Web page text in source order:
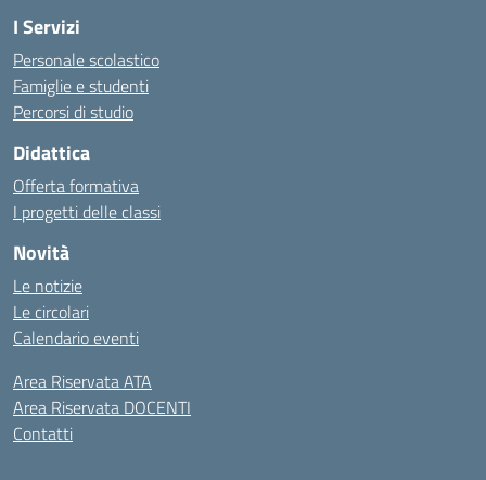
I Servizi
Personale scolastico
Famiglie e studenti
Percorsi di studio
Didattica
Offerta formativa
I progetti delle classi
Novità
Le notizie
Le circolari
Calendario eventi
Area Riservata ATA
Area Riservata DOCENTI
Contatti